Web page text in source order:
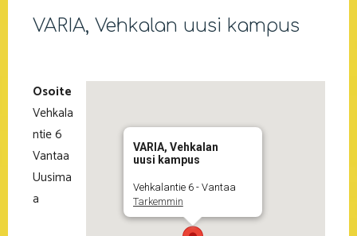
VARIA, Vehkalan uusi kampus
VARIA, Vehkalan
uusi kampus
Vehkalantie 6 - Vantaa
Tarkemmin
Osoite
Vehkala
ntie 6
Vantaa
Uusima
a